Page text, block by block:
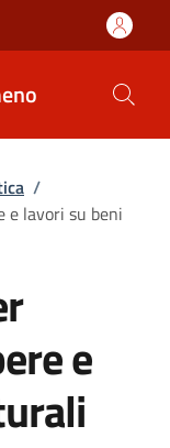
/
e lavori su beni
e